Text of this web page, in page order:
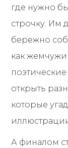
где нужно
строчку. Им
бережно
как
открыть
которые
А финалом